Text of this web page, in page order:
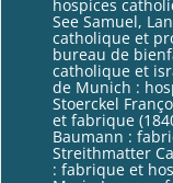
hospices
See Samuel,
catholique et
bureau de
catholique et
de Munich :
Stoerckel
et fabrique
Baumann :
Streithmatter
: fabrique et